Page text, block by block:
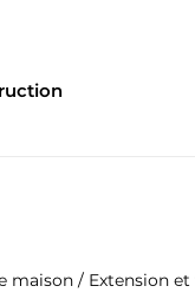
maison / Extension